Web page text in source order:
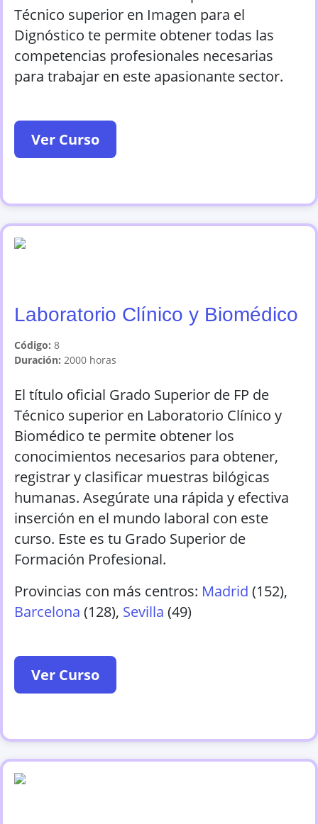
Técnico superior en Imagen para el
Dignóstico te permite obtener todas las
competencias profesionales necesarias
para trabajar en este apasionante sector.
Ver Curso
Laboratorio Clínico y Biomédico
Código: 8
Duración: 2000 horas
El título oficial Grado Superior de FP de
Técnico superior en Laboratorio Clínico y
Biomédico te permite obtener los
conocimientos necesarios para obtener,
registrar y clasificar muestras bilógicas
humanas. Asegúrate una rápida y efectiva
inserción en el mundo laboral con este
curso. Este es tu Grado Superior de
Formación Profesional.
Provincias con más centros: Madrid (152),
Barcelona (128), Sevilla (49)
Ver Curso